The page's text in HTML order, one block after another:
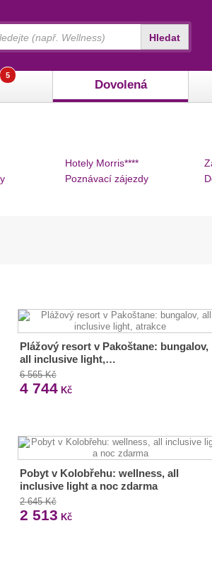
5
Dovolená
Hledat
Hotely Morris****
Poznávací zájezdy
Plážový resort v Pakoštane: bungalov,
all inclusive light,…
6 565 Kč
4 744Kč
Pobyt v Kolobřehu: wellness, all
inclusive light a noc zdarma
2 645 Kč
2 513 Kč